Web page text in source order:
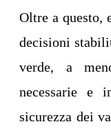
Oltre a questo,
decisioni
verde, a
necessarie e
sicurezza dei